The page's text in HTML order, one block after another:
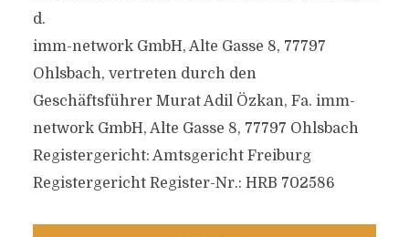
d.
imm-network GmbH, Alte Gasse 8, 77797
Ohlsbach, vertreten durch den
Geschäftsführer Murat Adil Özkan, Fa. imm-
network GmbH, Alte Gasse 8, 77797 Ohlsbach
Registergericht: Amtsgericht Freiburg
Registergericht Register-Nr.: HRB 702586